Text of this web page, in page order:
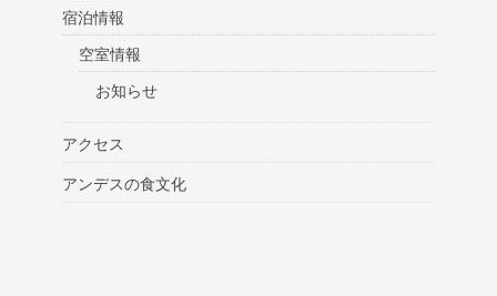
宿泊情報
空室情報
お知らせ
アクセス
アンデスの食文化